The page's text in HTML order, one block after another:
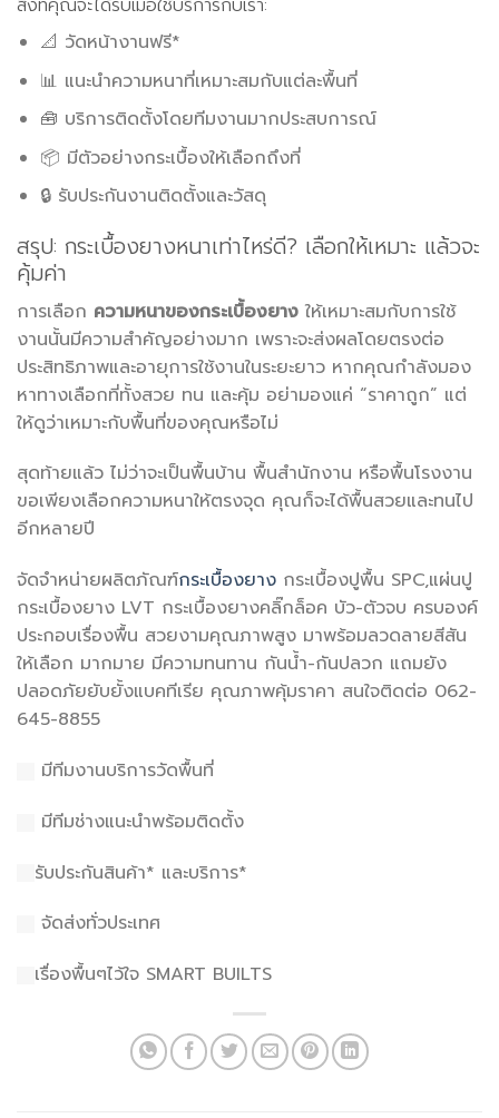
สิ่งที่คุณจะได้รับเมื่อใช้บริการกับเรา:
📐 วัดหน้างานฟรี*
📊 แนะนำความหนาที่เหมาะสมกับแต่ละพื้นที่
🧰 บริการติดตั้งโดยทีมงานมากประสบการณ์
📦 มีตัวอย่างกระเบื้องให้เลือกถึงที่
🔒 รับประกันงานติดตั้งและวัสดุ
สรุป: กระเบื้องยางหนาเท่าไหร่ดี? เลือกให้เหมาะ แล้วจะ
คุ้มค่า
การเลือก ความหนาของกระเบื้องยาง ให้เหมาะสมกับการใช้
งานนั้นมีความสำคัญอย่างมาก เพราะจะส่งผลโดยตรงต่อ
ประสิทธิภาพและอายุการใช้งานในระยะยาว หากคุณกำลังมอง
หาทางเลือกที่ทั้งสวย ทน และคุ้ม อย่ามองแค่ “ราคาถูก” แต่
ให้ดูว่าเหมาะกับพื้นที่ของคุณหรือไม่
สุดท้ายแล้ว ไม่ว่าจะเป็นพื้นบ้าน พื้นสำนักงาน หรือพื้นโรงงาน
ขอเพียงเลือกความหนาให้ตรงจุด คุณก็จะได้พื้นสวยและทนไป
อีกหลายปี
จัดจำหน่ายผลิตภัณฑ์กระเบื้องยาง กระเบื้องปูพื้น SPC,แผ่นปู
กระเบื้องยาง LVT กระเบื้องยางคลิ๊กล็อค บัว-ตัวจบ ครบองค์
ประกอบเรื่องพื้น สวยงามคุณภาพสูง มาพร้อมลวดลายสีสัน
ให้เลือก มากมาย มีความทนทาน กันน้ำ-กันปลวก แถมยัง
ปลอดภัยยับยั้งแบคทีเรีย คุณภาพคุ้มราคา สนใจติดต่อ 062-
645-8855
มีทีมงานบริการวัดพื้นที่
มีทีมช่างแนะนำพร้อมติดตั้ง
รับประกันสินค้า* และบริการ*
จัดส่งทั่วประเทศ
เรื่องพื้นๆไว้ใจ SMART BUILTS